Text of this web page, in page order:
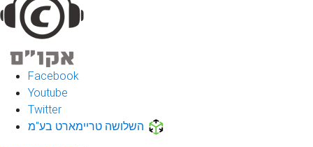
Facebook
Youtube
Twitter
השלושה טריימארט בע"מ